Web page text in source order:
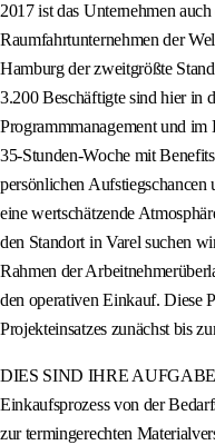
2017 ist das Unternehmen
Raumfahrtunternehmen der
Hamburg der zweitgrößte
3.200 Beschäftigte sind hier in
Programmmanagement und im
35-Stunden-Woche mit
persönlichen
eine wertschätzende
den Standort in Varel suchen
Rahmen der
den operativen Einkauf. Diese
Projekteinsatzes zunächst bis
DIES SIND IHRE
Einkaufsprozess von der
zur termingerechten